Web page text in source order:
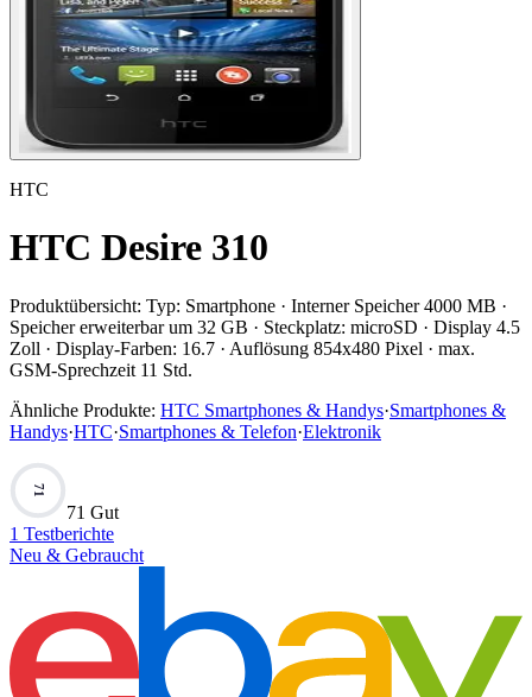
HTC
HTC Desire 310
Produktübersicht: Typ: Smartphone · Interner Speicher 4000 MB ·
Speicher erweiterbar um 32 GB · Steckplatz: microSD · Display 4.5
Zoll · Display-Farben: 16.7 · Auflösung 854x480 Pixel · max.
GSM-Sprechzeit 11 Std.
Ähnliche Produkte: HTC Smartphones & Handys·Smartphones &
Handys·HTC·Smartphones & Telefon·Elektronik
71
71 Gut
1 Testberichte
Neu & Gebraucht